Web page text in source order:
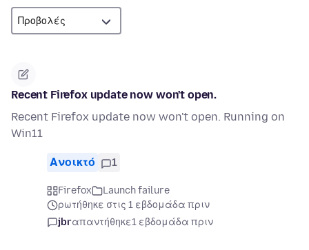
Recent Firefox update now won't open.
Recent Firefox update now won't open. Running on
Win11
Ανοικτό 1
Firefox
Launch failure
ρωτήθηκε στις 1 εβδομάδα πριν
jbrαπαντήθηκε1 εβδομάδα πριν